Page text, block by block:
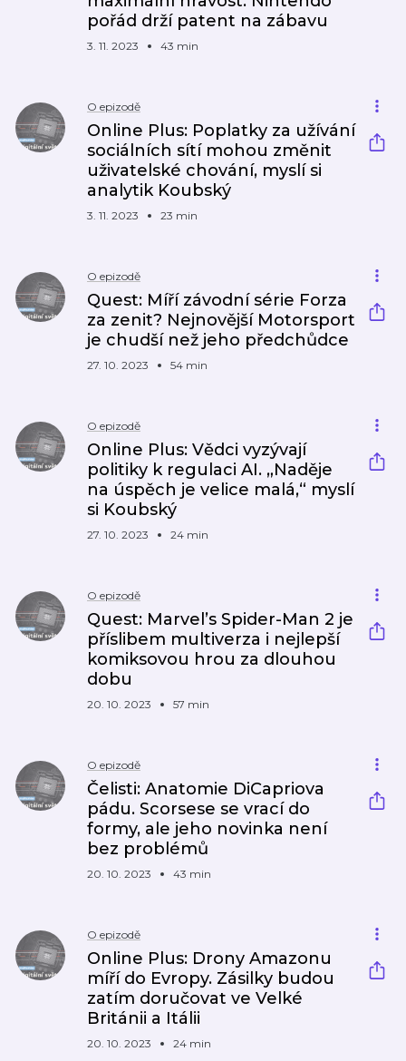
pořád drží patent na zábavu
3. 11. 2023 43 min
O epizodě
Online Plus: Poplatky za užívání
sociálních sítí mohou změnit
uživatelské chování, myslí si
analytik Koubský
3. 11. 2023 23 min
O epizodě
Quest: Míří závodní série Forza
za zenit? Nejnovější Motorsport
je chudší než jeho předchůdce
27. 10. 2023 54 min
O epizodě
Online Plus: Vědci vyzývají
politiky k regulaci AI. „Naděje
na úspěch je velice malá,“ myslí
si Koubský
27. 10. 2023 24 min
O epizodě
Quest: Marvel’s Spider-Man 2 je
příslibem multiverza i nejlepší
komiksovou hrou za dlouhou
dobu
20. 10. 2023 57 min
O epizodě
Čelisti: Anatomie DiCapriova
pádu. Scorsese se vrací do
formy, ale jeho novinka není
bez problémů
20. 10. 2023 43 min
O epizodě
Online Plus: Drony Amazonu
míří do Evropy. Zásilky budou
zatím doručovat ve Velké
Británii a Itálii
20. 10. 2023 24 min